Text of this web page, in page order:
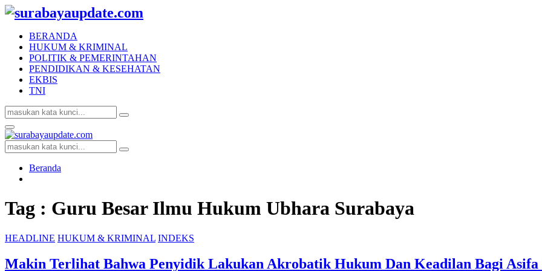
BERANDA
HUKUM & KRIMINAL
POLITIK & PEMERINTAHAN
PENDIDIKAN & KESEHATAN
EKBIS
TNI
Search
for:
Search
Facebook
Twitter
Youtube
Primary
Menu
Search
for:
Search
Beranda
Tag : Guru Besar Ilmu Hukum Ubhara Surabaya
HEADLINE HUKUM & KRIMINAL INDEKS
Makin Terlihat Bahwa Penyidik Lakukan Akrobatik Hukum Dan Keadilan Bagi Asifa